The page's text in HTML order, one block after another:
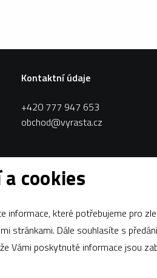
Kontaktní údaje
+420 777 947 653
obchod@vyrasta.cz
cookies
informace, které potřebujeme pro
s předáním údajů
Vámi poskytnuté informace jsou